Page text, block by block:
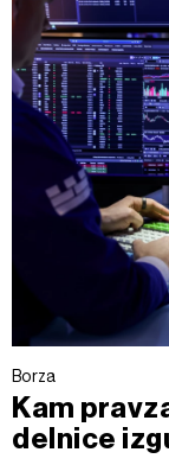
Borza
Kam
delnice